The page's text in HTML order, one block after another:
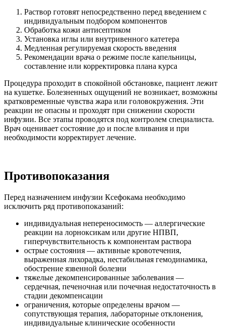
Раствор готовят непосредственно перед введением с
индивидуальным подбором компонентов
Обработка кожи антисептиком
Установка иглы или внутривенного катетера
Медленная регулируемая скорость введения
Рекомендации врача о режиме после капельницы,
составление или корректировка плана курса
Процедура проходит в спокойной обстановке, пациент лежит
на кушетке. Болезненных ощущений не возникает, возможны
кратковременные чувства жара или головокружения. Эти
реакции не опасны и проходят при снижении скорости
инфузии. Все этапы проводятся под контролем специалиста.
Врач оценивает состояние до и после вливания и при
необходимости корректирует лечение.
Противопоказания
Перед назначением инфузии Ксефокама необходимо
исключить ряд противопоказаний:
индивидуальная непереносимость — аллергические
реакции на лорноксикам или другие НПВП,
гиперчувствительность к компонентам раствора
острые состояния — активные кровотечения,
выраженная лихорадка, нестабильная гемодинамика,
обострение язвенной болезни
тяжелые декомпенсированные заболевания —
сердечная, печеночная или почечная недостаточность в
стадии декомпенсации
ограничения, которые определены врачом —
сопутствующая терапия, лабораторные отклонения,
индивидуальные клинические особенности